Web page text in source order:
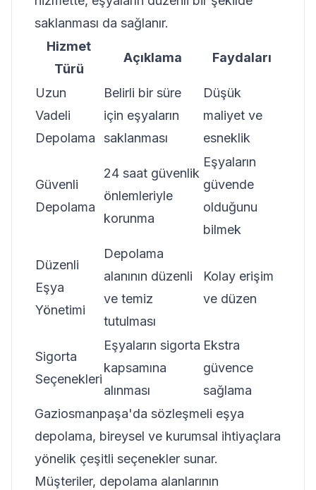
saklanması da sağlanır.
Hizmet
Türü
Açıklama Faydaları
Uzun
Vadeli
Depolama
Belirli bir süre
için eşyaların
saklanması
Düşük
maliyet ve
esneklik
Güvenli
Depolama
24 saat güvenlik
önlemleriyle
korunma
Eşyaların
güvende
olduğunu
bilmek
Düzenli
Eşya
Yönetimi
Depolama
alanının düzenli
ve temiz
tutulması
Kolay erişim
ve düzen
Sigorta
Seçenekleri
Eşyaların sigorta
kapsamına
alınması
Ekstra
güvence
sağlama
Gaziosmanpaşa'da sözleşmeli eşya
depolama, bireysel ve kurumsal ihtiyaçlara
yönelik çeşitli seçenekler sunar.
Müşteriler, depolama alanlarının